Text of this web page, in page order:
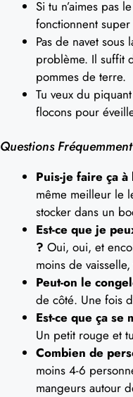
Si tu n’aimes pas
fonctionnent
Pas de navet
problème. Il suffit
pommes de terre.
Tu veux du
flocons pour
Questions
Puis-je faire ça à
même meilleur le
stocker dans un
Est-ce que je
? Oui, oui, et
moins de
Peut-on le
de côté. Une fois
Est-ce que ça
Un petit rouge et
Combien de
moins 4-6
mangeurs autour